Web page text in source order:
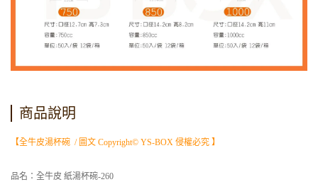
商品說明
【全牛皮湯杯碗 / 圖文 Copyright© YS-BOX 侵權必究 】
品名：全牛皮 紙湯杯碗-260